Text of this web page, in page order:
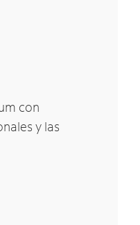
con
y las